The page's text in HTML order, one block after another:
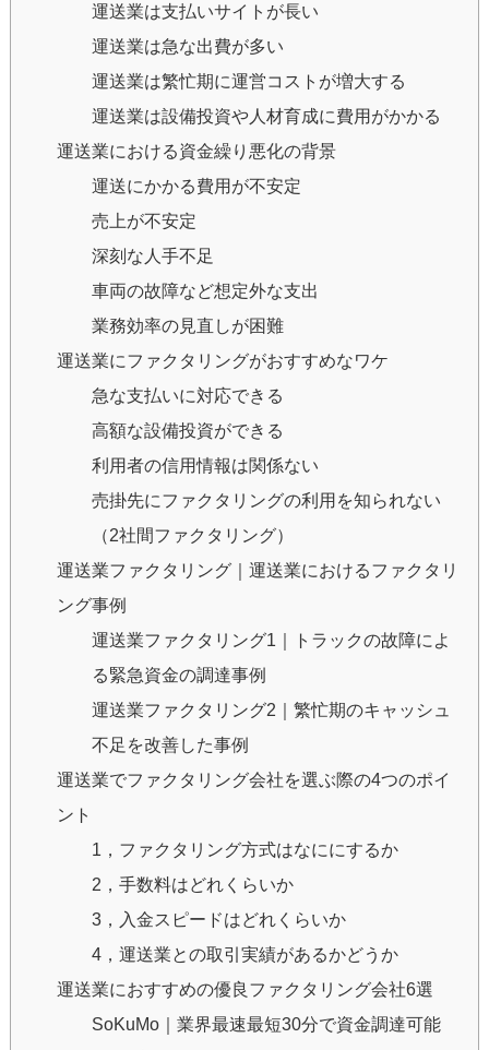
運送業は支払いサイトが長い
運送業は急な出費が多い
運送業は繁忙期に運営コストが増大する
運送業は設備投資や人材育成に費用がかかる
運送業における資金繰り悪化の背景
運送にかかる費用が不安定
売上が不安定
深刻な人手不足
車両の故障など想定外な支出
業務効率の見直しが困難
運送業にファクタリングがおすすめなワケ
急な支払いに対応できる
高額な設備投資ができる
利用者の信用情報は関係ない
売掛先にファクタリングの利用を知られない
（2社間ファクタリング）
運送業ファクタリング｜運送業におけるファクタリ
ング事例
運送業ファクタリング1｜トラックの故障によ
る緊急資金の調達事例
運送業ファクタリング2｜繁忙期のキャッシュ
不足を改善した事例
運送業でファクタリング会社を選ぶ際の4つのポイ
ント
1，ファクタリング方式はなににするか
2，手数料はどれくらいか
3，入金スピードはどれくらいか
4，運送業との取引実績があるかどうか
運送業におすすめの優良ファクタリング会社6選
SoKuMo｜業界最速最短30分で資金調達可能